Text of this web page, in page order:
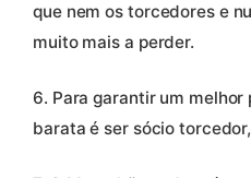
que nem os torcedores e
muito mais a perder.
6. Para garantir um melhor
barata é ser sócio